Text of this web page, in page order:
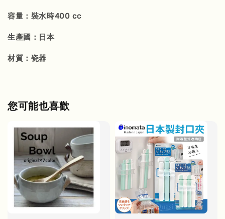
容量：裝水時400 cc
生產國：日本
材質：瓷器
您可能也喜歡